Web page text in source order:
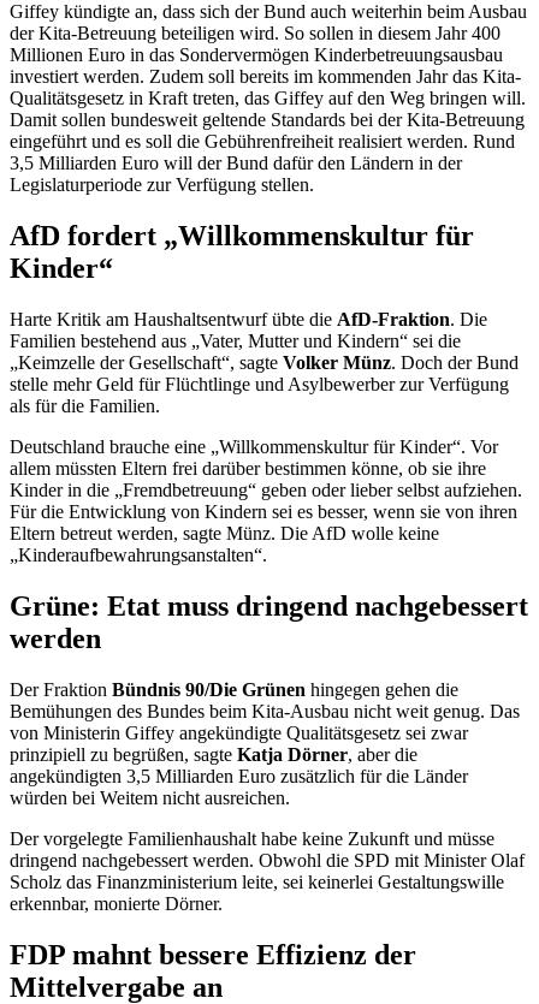
Giffey kündigte an, dass sich der Bund auch weiterhin beim Ausbau
der Kita-Betreuung beteiligen wird. So sollen in diesem Jahr 400
Millionen Euro in das Sondervermögen Kinderbetreuungsausbau
investiert werden. Zudem soll bereits im kommenden Jahr das Kita-
Qualitätsgesetz in Kraft treten, das Giffey auf den Weg bringen will.
Damit sollen bundesweit geltende Standards bei der Kita-Betreuung
eingeführt und es soll die Gebührenfreiheit realisiert werden. Rund
3,5 Milliarden Euro will der Bund dafür den Ländern in der
Legislaturperiode zur Verfügung stellen.
AfD fordert „Willkommenskultur für
Kinder“
Harte Kritik am Haushaltsentwurf übte die AfD-Fraktion. Die
Familien bestehend aus „Vater, Mutter und Kindern“ sei die
„Keimzelle der Gesellschaft“, sagte Volker Münz. Doch der Bund
stelle mehr Geld für Flüchtlinge und Asylbewerber zur Verfügung
als für die Familien.
Deutschland brauche eine „Willkommenskultur für Kinder“. Vor
allem müssten Eltern frei darüber bestimmen könne, ob sie ihre
Kinder in die „Fremdbetreuung“ geben oder lieber selbst aufziehen.
Für die Entwicklung von Kindern sei es besser, wenn sie von ihren
Eltern betreut werden, sagte Münz. Die AfD wolle keine
„Kinderaufbewahrungsanstalten“.
Grüne: Etat muss dringend nachgebessert
werden
Der Fraktion Bündnis 90/Die Grünen hingegen gehen die
Bemühungen des Bundes beim Kita-Ausbau nicht weit genug. Das
von Ministerin Giffey angekündigte Qualitätsgesetz sei zwar
prinzipiell zu begrüßen, sagte Katja Dörner, aber die
angekündigten 3,5 Milliarden Euro zusätzlich für die Länder
würden bei Weitem nicht ausreichen.
Der vorgelegte Familienhaushalt habe keine Zukunft und müsse
dringend nachgebessert werden. Obwohl die SPD mit Minister Olaf
Scholz das Finanzministerium leite, sei keinerlei Gestaltungswille
erkennbar, monierte Dörner.
FDP mahnt bessere Effizienz der
Mittelvergabe an